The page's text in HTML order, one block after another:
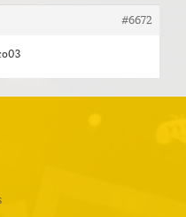
#6672